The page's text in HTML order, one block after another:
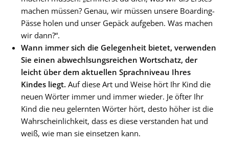
machen müssen? Genau, wir müssen unsere Boarding-
Pässe holen und unser Gepäck aufgeben. Was machen
wir dann?“.
Wann immer sich die Gelegenheit bietet, verwenden
Sie einen abwechlsungsreichen Wortschatz, der
leicht über dem aktuellen Sprachniveau Ihres
Kindes liegt. Auf diese Art und Weise hört Ihr Kind die
neuen Wörter immer und immer wieder. Je öfter Ihr
Kind die neu gelernten Wörter hört, desto höher ist die
Wahrscheinlichkeit, dass es diese verstanden hat und
weiß, wie man sie einsetzen kann.